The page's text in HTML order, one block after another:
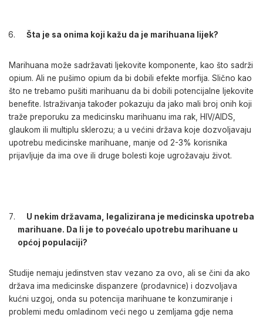
Šta je sa onima koji kažu da je marihuana lijek?
Marihuana može sadržavati ljekovite komponente, kao što sadrži
opium. Ali ne pušimo opium da bi dobili efekte morfija. Slično kao
što ne trebamo pušiti marihuanu da bi dobili potencijalne ljekovite
benefite. Istraživanja također pokazuju da jako mali broj onih koji
traže preporuku za medicinsku marihuanu ima rak, HIV/AIDS,
glaukom ili multiplu sklerozu; a u većini država koje dozvoljavaju
upotrebu medicinske marihuane, manje od 2-3% korisnika
prijavljuje da ima ove ili druge bolesti koje ugrožavaju život.
U nekim državama, legalizirana je medicinska upotreba
marihuane. Da li je to povećalo upotrebu marihuane u
općoj populaciji?
Studije nemaju jedinstven stav vezano za ovo, ali se čini da ako
država ima medicinske dispanzere (prodavnice) i dozvoljava
kućni uzgoj, onda su potencija marihuane te konzumiranje i
problemi među omladinom veći nego u zemljama gdje nema